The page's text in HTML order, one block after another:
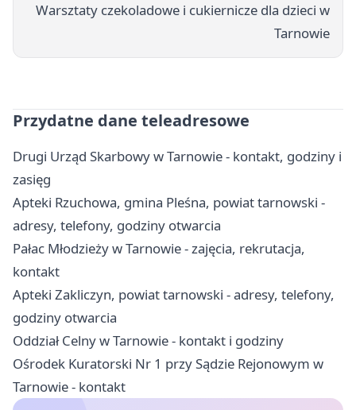
Warsztaty czekoladowe i cukiernicze dla dzieci w
Tarnowie
Przydatne dane teleadresowe
Drugi Urząd Skarbowy w Tarnowie - kontakt, godziny i
zasięg
Apteki Rzuchowa, gmina Pleśna, powiat tarnowski -
adresy, telefony, godziny otwarcia
Pałac Młodzieży w Tarnowie - zajęcia, rekrutacja,
kontakt
Apteki Zakliczyn, powiat tarnowski - adresy, telefony,
godziny otwarcia
Oddział Celny w Tarnowie - kontakt i godziny
Ośrodek Kuratorski Nr 1 przy Sądzie Rejonowym w
Tarnowie - kontakt